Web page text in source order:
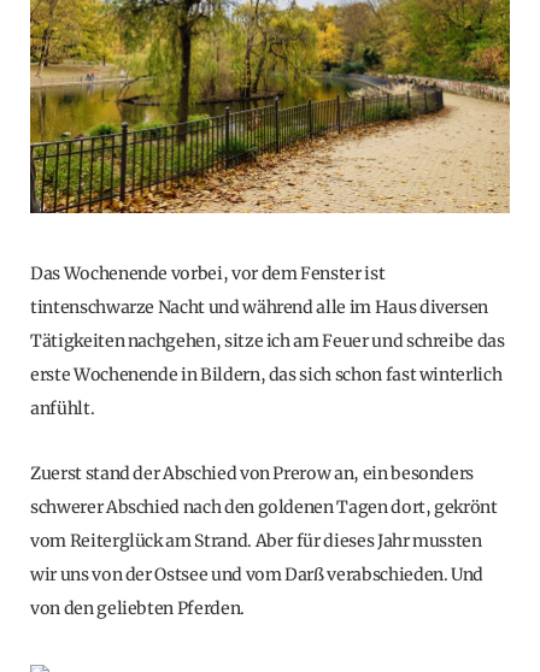
Das Wochenende vorbei, vor dem Fenster ist
tintenschwarze Nacht und während alle im Haus diversen
Tätigkeiten nachgehen, sitze ich am Feuer und schreibe das
erste Wochenende in Bildern, das sich schon fast winterlich
anfühlt.
Zuerst stand der Abschied von Prerow an, ein besonders
schwerer Abschied nach den goldenen Tagen dort, gekrönt
vom Reiterglück am Strand. Aber für dieses Jahr mussten
wir uns von der Ostsee und vom Darß verabschieden. Und
von den geliebten Pferden.